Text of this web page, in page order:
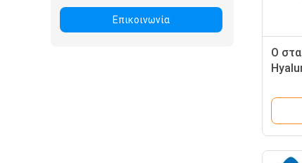
Επικοινωνία
Ο
τη